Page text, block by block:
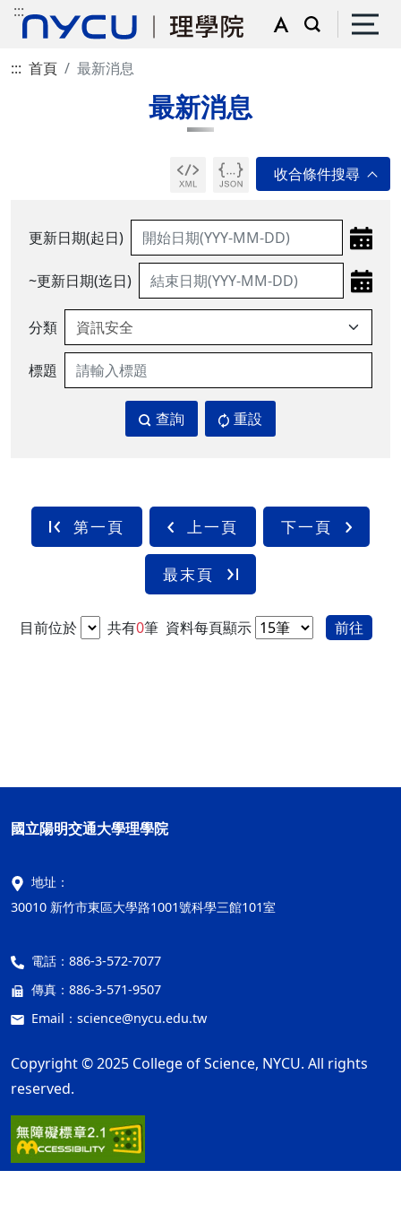
:::
::: 首頁 最新消息
最新消息
更新日期(起日)
~更新日期(迄日)
分類
標題
查詢 重設
第一頁 上一頁 下一頁
最末頁
目前位於 共有0筆 資料每頁顯示 前往
國立陽明交通大學理學院
地址：
30010 新竹市東區大學路1001號科學三館101室
電話： 886-3-572-7077
傳真： 886-3-571-9507
Email： science@nycu.edu.tw
Copyright © 2025 College of Science, NYCU. All rights
reserved.